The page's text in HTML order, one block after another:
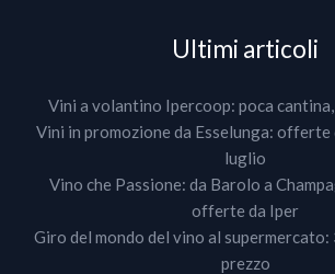
Ultimi articoli
Vini a volantino Ipercoop: poca
Vini in promozione da Esselunga: offerte
luglio
Vino che Passione: da Barolo a
offerte da Iper
Giro del mondo del vino al
prezzo